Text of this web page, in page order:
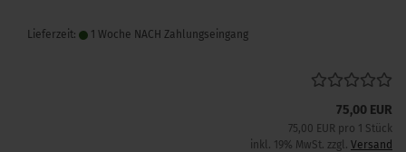
Lieferzeit: 1 Woche NACH Zahlungseingang
75,00 EUR
75,00 EUR pro 1 Stück
inkl. 19% MwSt. zzgl. Versand